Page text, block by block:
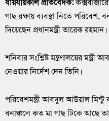
যায়যায়কাল প্রতিবেদক:
গাছ রক্ষায় ব্যবস্থা নিতে পরিবেশ,
দিয়েছেন প্রধানমন্ত্রী তারেক রহমান।
শনিবার সংশ্লিষ্ট মন্ত্রণালয়ের
নেওয়ার নির্দেশ দেন তিনি।
পরিবেশমন্ত্রী আবদুল আউয়াল
বনাঞ্চলে কত মা গাছ টিকে আছে